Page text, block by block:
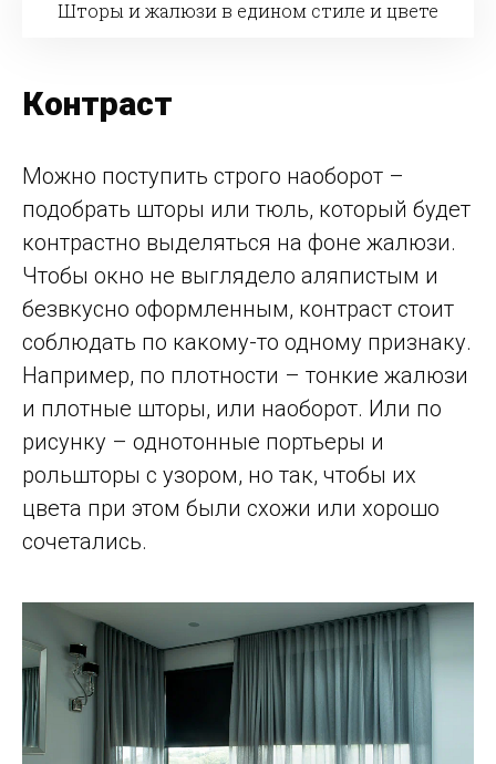
Шторы и жалюзи в едином стиле и цвете
Контраст
Можно поступить строго наоборот –
подобрать шторы или тюль, который будет
контрастно выделяться на фоне жалюзи.
Чтобы окно не выглядело аляпистым и
безвкусно оформленным, контраст стоит
соблюдать по какому-то одному признаку.
Например, по плотности – тонкие жалюзи
и плотные шторы, или наоборот. Или по
рисунку – однотонные портьеры и
рольшторы с узором, но так, чтобы их
цвета при этом были схожи или хорошо
сочетались.